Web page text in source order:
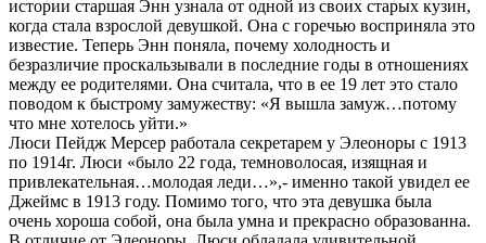
истории старшая Энн узнала от одной из своих старых кузин,
когда стала взрослой девушкой. Она с горечью восприняла это
известие. Теперь Энн поняла, почему холодность и
безразличие проскальзывали в последние годы в отношениях
между ее родителями. Она считала, что в ее 19 лет это стало
поводом к быстрому замужеству: «Я вышла замуж…потому
что мне хотелось уйти.»
Люси Пейдж Мерсер работала секретарем у Элеоноры с 1913
по 1914г. Люси «было 22 года, темноволосая, изящная и
привлекательная…молодая леди…»,- именно такой увидел ее
Джеймс в 1913 году. Помимо того, что эта девушка была
очень хороша собой, она была умна и прекрасно образованна.